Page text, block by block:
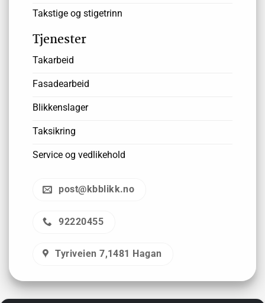
Takstige og stigetrinn
Tjenester
Takarbeid
Fasadearbeid
Blikkenslager
Taksikring
Service og vedlikehold
post@kbblikk.no
92220455
Tyriveien 7,1481 Hagan